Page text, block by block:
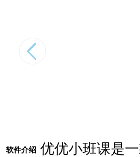
软件介绍 优优小班课是